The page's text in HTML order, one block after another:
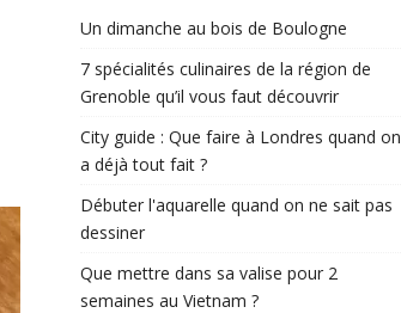
Un dimanche au bois de Boulogne
7 spécialités culinaires de la région de
Grenoble qu’il vous faut découvrir
City guide : Que faire à Londres quand on
a déjà tout fait ?
Débuter l'aquarelle quand on ne sait pas
dessiner
Que mettre dans sa valise pour 2
semaines au Vietnam ?